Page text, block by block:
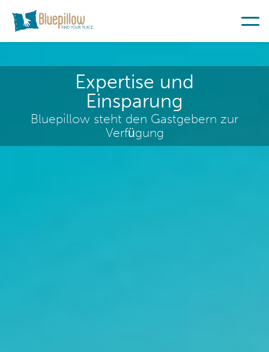
Expertise und
Einsparung
Bluepillow steht den Gastgebern zur
Verfügung